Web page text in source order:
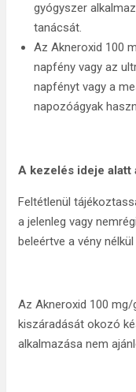
gyógyszer
tanácsát.
Az Akneroxid 100
napfény vagy az
napfényt vagy a
napozóágyak
A kezelés ideje alatt
Feltétlenül
a jelenleg vagy
beleértve a vény
Az Akneroxid 100
kiszáradását okozó
alkalmazása nem